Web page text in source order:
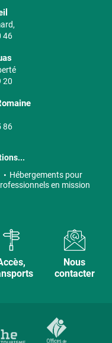
46
20
86
Hébergements pour
en mission
Nous
contacter